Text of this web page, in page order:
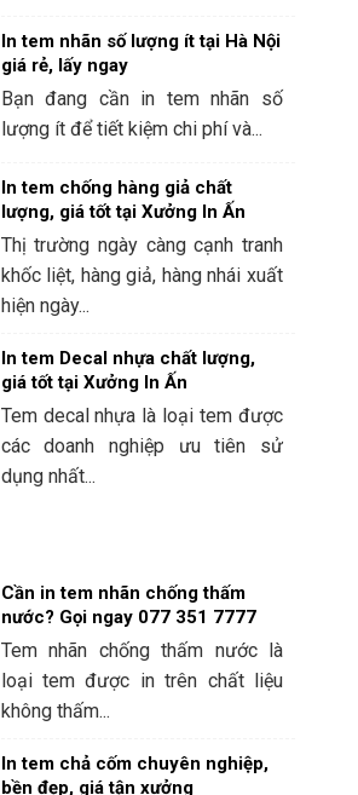
In tem nhãn số lượng ít tại Hà Nội
giá rẻ, lấy ngay
Bạn đang cần in tem nhãn số
lượng ít để tiết kiệm chi phí và...
In tem chống hàng giả chất
lượng, giá tốt tại Xưởng In Ấn
Thị trường ngày càng cạnh tranh
khốc liệt, hàng giả, hàng nhái xuất
hiện ngày...
In tem Decal nhựa chất lượng,
giá tốt tại Xưởng In Ấn
Tem decal nhựa là loại tem được
các doanh nghiệp ưu tiên sử
dụng nhất...
Cần in tem nhãn chống thấm
nước? Gọi ngay 077 351 7777
Tem nhãn chống thấm nước là
loại tem được in trên chất liệu
không thấm...
In tem chả cốm chuyên nghiệp,
bền đẹp, giá tận xưởng